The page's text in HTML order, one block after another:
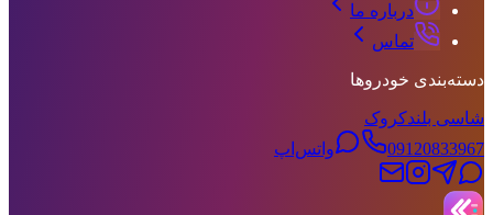
درباره ما
تماس
دسته‌بندی خودروها
شاسی بلندکروک
09120833967
واتس‌اپ